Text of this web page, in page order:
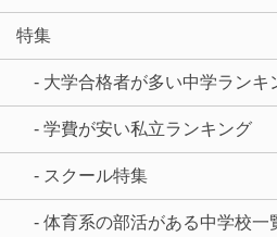
特集
- 大学合格者が多い中学ランキ
- 学費が安い私立ランキング
- スクール特集
- 体育系の部活がある中学校一